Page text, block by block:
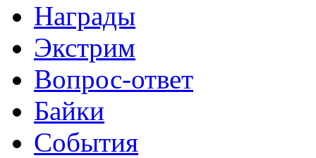
Награды
Экстрим
Вопрос-ответ
Байки
События